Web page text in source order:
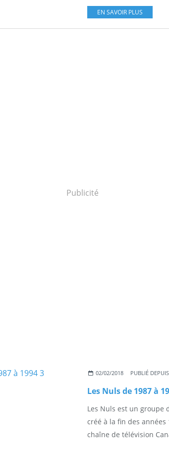
EN SAVOIR PLUS
Publicité
02/02/2018 PUBLIÉ
Les Nuls de 1987 à
Les Nuls est un groupe
créé à la fin des années
chaîne de télévision